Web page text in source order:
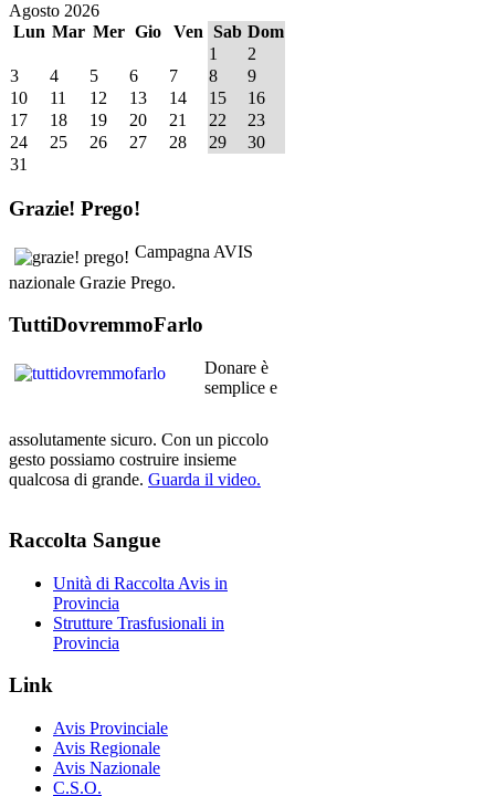
Agosto 2026
Lun Mar Mer Gio Ven Sab Dom
1
2
3
4 5 6 7 8
9
10
11 12 13 14 15
16
17
18 19 20 21 22
23
24
25 26 27 28 29
30
31
Grazie! Prego!
Campagna AVIS
nazionale Grazie Prego.
TuttiDovremmoFarlo
Donare è
semplice e
assolutamente sicuro. Con un piccolo
gesto possiamo costruire insieme
qualcosa di grande. Guarda il video.
Raccolta Sangue
Unità di Raccolta Avis in
Provincia
Strutture Trasfusionali in
Provincia
Link
Avis Provinciale
Avis Regionale
Avis Nazionale
C.S.O.